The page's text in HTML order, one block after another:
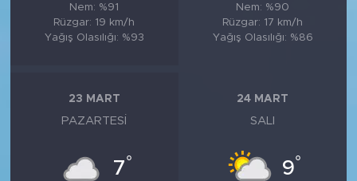
Nem: %91
Rüzgar: 19 km/h
Yağış Olasılığı: %93
Nem: %90
Rüzgar: 17 km/h
Yağış Olasılığı: %86
23 MART
PAZARTESI
7°
24 MART
SALI
9°